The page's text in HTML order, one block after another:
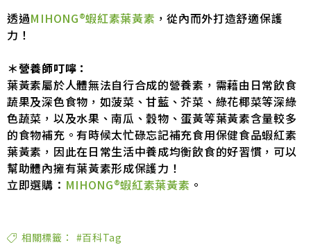
透過MIHONG®蝦紅素葉黃素 ，從內而外打造舒適保護
力！
＊營養師叮嚀：
葉黃素屬於人體無法自行合成的營養素，需藉由日常飲食
蔬果及深色食物，如菠菜、甘藍、芥菜、綠花椰菜等深綠
色蔬菜，以及水果、南瓜、穀物、蛋黃等葉黃素含量較多
的食物補充。有時候太忙碌忘記補充食用保健食品蝦紅素
葉黃素，因此在日常生活中養成均衡飲食的好習慣，可以
幫助體內擁有葉黃素形成保護力！
立即選購： MIHONG®蝦紅素葉黃素 。
相關標籤： #百科Tag